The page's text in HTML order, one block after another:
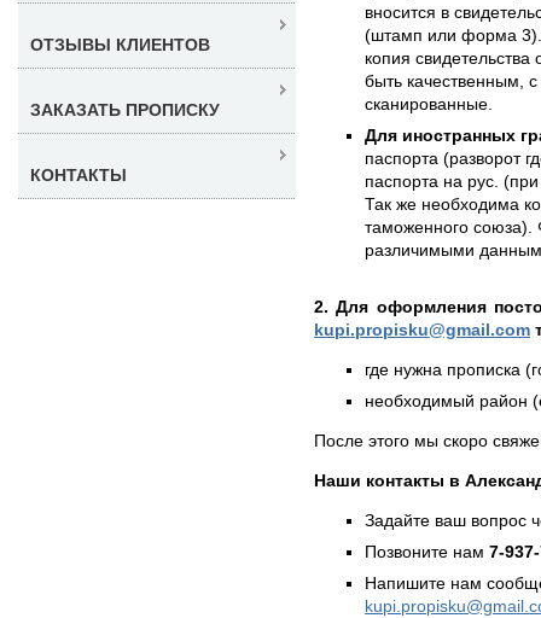
вносится в
(штамп или форма
копия
быть качественным,
сканированные.
Для иностранных
паспорта (разворот
паспорта на рус.
Так же необходима
таможенного союза).
различимыми
2. Для оформления
kupi.propisku@gmail.com
где нужна прописка
необходимый район
После этого мы скоро
Наши контакты в
Задайте ваш вопрос
Позвоните нам 7-
Напишите нам
ОТЗЫВЫ КЛИЕНТОВ
ЗАКАЗАТЬ ПРОПИСКУ
КОНТАКТЫ